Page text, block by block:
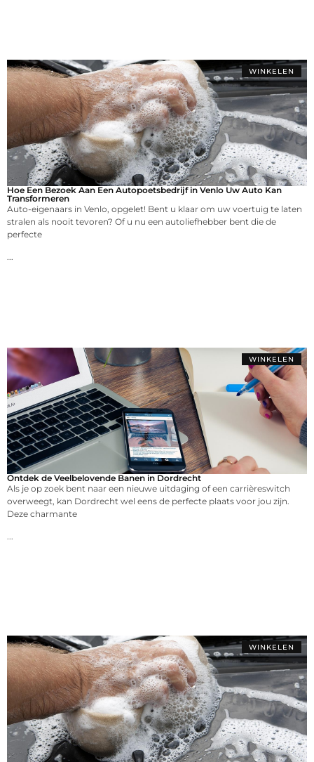
WINKELEN
Hoe Een Bezoek Aan Een Autopoetsbedrijf in Venlo Uw Auto Kan
Transformeren
Auto-eigenaars in Venlo, opgelet! Bent u klaar om uw voertuig te laten
stralen als nooit tevoren? Of u nu een autoliefhebber bent die de
perfecte
WINKELEN
Ontdek de Veelbelovende Banen in Dordrecht
Als je op zoek bent naar een nieuwe uitdaging of een carrièreswitch
overweegt, kan Dordrecht wel eens de perfecte plaats voor jou zijn.
Deze charmante
WINKELEN